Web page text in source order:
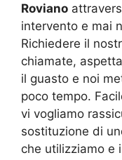
Roviano
intervento e mai
Richiedere il
chiamate,
il guasto e noi
poco tempo.
vi vogliamo
sostituzione di
che utilizziamo e